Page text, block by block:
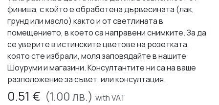
финиша, с който е обработена дървесината (лак,
грунд или масло) както и от светлината в
помещението, в което са направени снимките. За да
се уверите в истинските цветове на розетката,
която сте избрали, моля заповядайте в нашите
Шоуруми и магазини. Консултантите ни са на ваше
разположение за съвет, или консултация.
0.51 € (1.00лв.) with VAT